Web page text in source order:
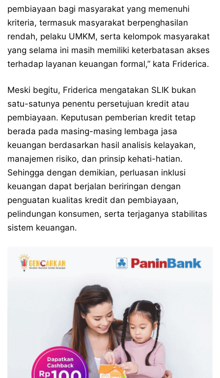
pembiayaan bagi masyarakat yang memenuhi
kriteria, termasuk masyarakat berpenghasilan
rendah, pelaku UMKM, serta kelompok masyarakat
yang selama ini masih memiliki keterbatasan akses
terhadap layanan keuangan formal,” kata Friderica.
Meski begitu, Friderica mengatakan SLIK bukan
satu-satunya penentu persetujuan kredit atau
pembiayaan. Keputusan pemberian kredit tetap
berada pada masing-masing lembaga jasa
keuangan berdasarkan hasil analisis kelayakan,
manajemen risiko, dan prinsip kehati-hatian.
Sehingga dengan demikian, perluasan inklusi
keuangan dapat berjalan beriringan dengan
penguatan kualitas kredit dan pembiayaan,
pelindungan konsumen, serta terjaganya stabilitas
sistem keuangan.